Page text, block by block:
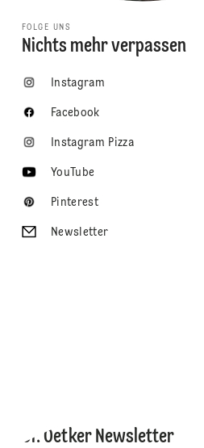
FOLGE UNS
Nichts mehr verpassen
Instagram
Facebook
Instagram Pizza
YouTube
Pinterest
Newsletter
Dr. Oetker Newsletter